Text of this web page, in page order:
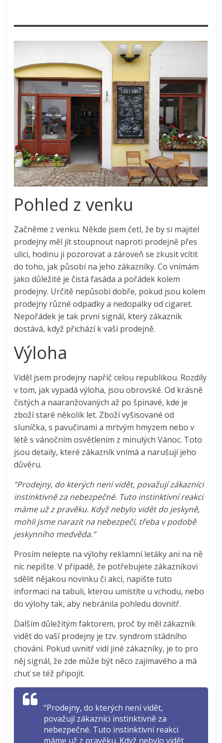
Pohled z venku
Začněme z venku. Někde jsem četl, že by si majitel
prodejny měl jít stoupnout naproti prodejně přes
ulici, hodinu ji pozorovat a zároveň se zkusit vcítit
do toho, jak působí na jeho zákazníky. Co vnímám
jako důležité je čistá fasáda a pořádek kolem
prodejny. Určitě nepůsobí dobře, pokud jsou kolem
prodejny různé odpadky a nedopalky od cigaret.
Nepořádek je tak první signál, který zákazník
dostává, když přichází k vaší prodejně.
Výloha
Viděl jsem prodejny napříč celou republikou. Rozdíly
v tom, jak vypadá výloha, jsou obrovské. Od krásně
čistých a naaranžovaných až po špinavé, kde je
zboží staré několik let. Zboží vyšisované od
sluníčka, s pavučinami a mrtvým hmyzem nebo v
létě s vánočním osvětlením z minulých Vánoc. Toto
jsou detaily, které zákazník vnímá a narušují jeho
důvěru.
“Prodejny, do kterých není vidět, považují zákazníci
instinktivně za nebezpečné. Tuto instinktivní reakci
máme už z pravěku. Když nebylo vidět do jeskyně,
mohli jsme narazit na nebezpečí, třeba v podobě
jeskynního medvěda.”
Prosím nelepte na výlohy reklamní letáky ani na ně
nic nepište. V případě, že potřebujete zákazníkovi
sdělit nějakou novinku či akci, napište tuto
informaci na tabuli, kterou umístíte u vchodu, nebo
do výlohy tak, aby nebránila pohledu dovnitř.
Dalším důležitým faktorem, proč by měl zákazník
vidět do vaší prodejny je tzv. syndrom stádního
chování. Pokud uvnitř vidí jiné zákazníky, je to pro
něj signál, že zde může být něco zajímavého a má
chuť se též připojit.
“Prodejny, do kterých není vidět,
považují zákazníci instinktivně za
nebezpečné. Tuto instinktivní reakci
máme už z pravěku. Když nebylo vidět